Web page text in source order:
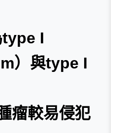
type I
）與type I
瘤較易侵犯